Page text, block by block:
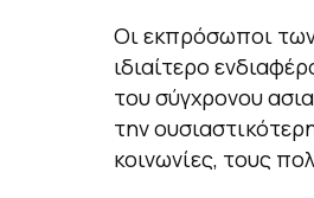
Οι εκπρόσωποι
ιδιαίτερο
του σύγχρονου
την
κοινωνίες, τους